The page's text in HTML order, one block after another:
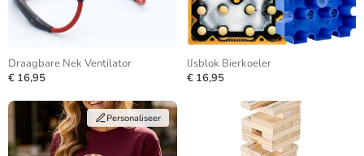
Draagbare Nek Ventilator
€ 16,95
IJsblok Bierkoeler
€ 16,95
Personaliseer